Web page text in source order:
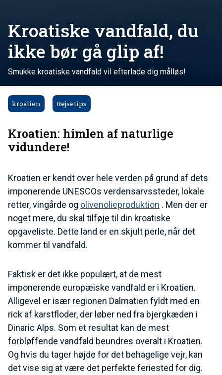
Kroatiske vandfald, du
ikke bør gå glip af!
Smukke kroatiske vandfald vil efterlade dig målløs!
kroatien Rejsetips
Kroatien: himlen af naturlige
vidundere!
Kroatien er kendt over hele verden på grund af dets
imponerende UNESCOs verdensarvssteder, lokale
retter, vingårde og olivenolieproduktion . Men der er
noget mere, du skal tilføje til din kroatiske
opgaveliste. Dette land er en skjult perle, når det
kommer til vandfald.
Faktisk er det ikke populært, at de mest
imponerende europæiske vandfald er i Kroatien.
Alligevel er især regionen Dalmatien fyldt med en
rick af karstfloder, der løber ned fra bjergkæden i
Dinaric Alps. Som et resultat kan de mest
forbløffende vandfald beundres overalt i Kroatien.
Og hvis du tager højde for det behagelige vejr, kan
det vise sig at være det perfekte feriested for dig.